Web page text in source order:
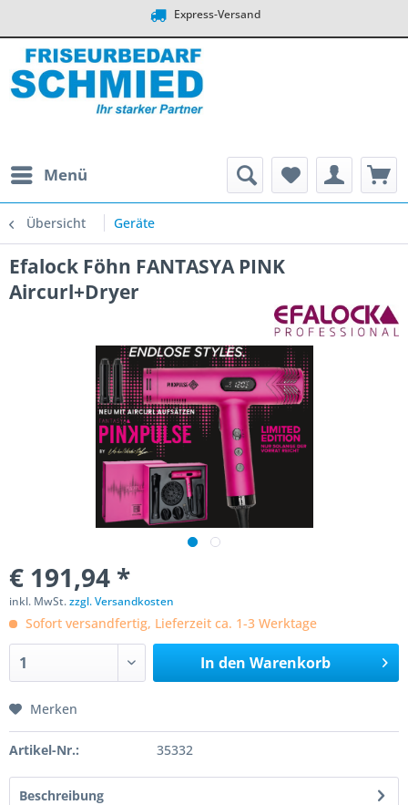
Express-Versand
Menü
Übersicht Geräte
Efalock Föhn FANTASYA PINK
Aircurl+Dryer
€ 191,94 *
inkl. MwSt.zzgl. Versandkosten
Sofort versandfertig, Lieferzeit ca. 1-3 Werktage
In den Warenkorb
Merken
Artikel-Nr.: 35332
Beschreibung